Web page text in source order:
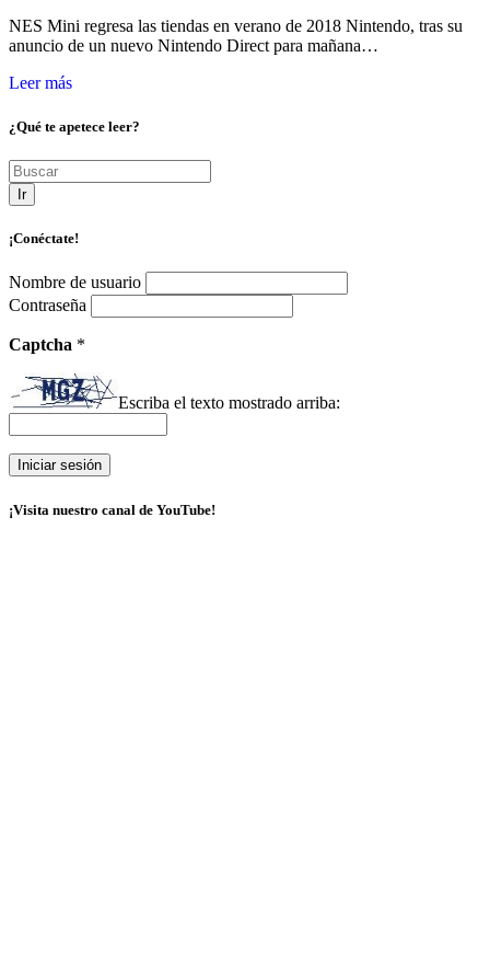
NES Mini regresa las tiendas en verano de 2018 Nintendo, tras su
anuncio de un nuevo Nintendo Direct para mañana…
Leer más
¿Qué te apetece leer?
Ir
¡Conéctate!
Nombre de usuario
Contraseña
Captcha *
Escriba el texto mostrado arriba:
¡Visita nuestro canal de YouTube!